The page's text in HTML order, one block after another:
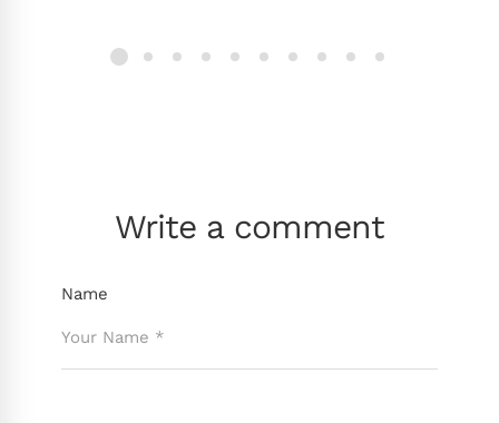
Write a comment
Name